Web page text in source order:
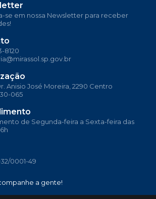
a gente!
Anisio José Moreira, 2290 Centro
065
8120
de Segunda-feira a Sexta-feira das
0001-49
se em nossa Newsletter para receber